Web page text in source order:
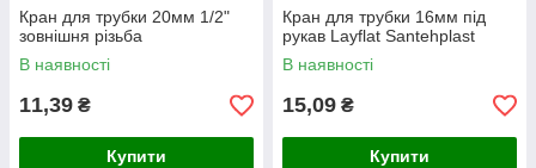
Кран для трубки 20мм 1/2"
зовнішня різьба
В наявності
11,39 ₴
Купити
Кран для трубки 16мм під
рукав Layflat Santehplast
В наявності
15,09 ₴
Купити